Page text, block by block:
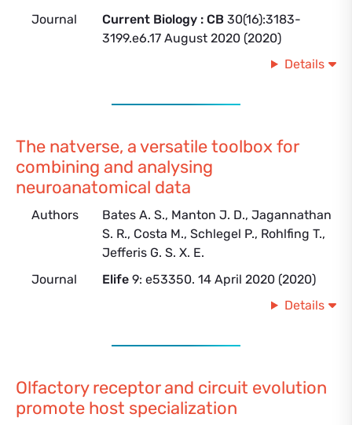
Journal
Current Biology : CB 30(16):3183-
3199.e6.17 August 2020 (2020)
Details
The natverse, a versatile toolbox for
combining and analysing
neuroanatomical data
Authors
Bates A. S., Manton J. D., Jagannathan
S. R., Costa M., Schlegel P., Rohlfing T.,
Jefferis G. S. X. E.
Journal
Elife 9: e53350. 14 April 2020 (2020)
Details
Olfactory receptor and circuit evolution
promote host specialization